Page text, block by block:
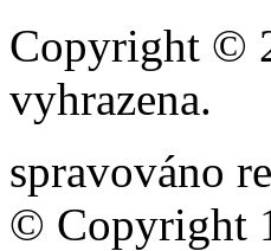
Copyright ©
vyhrazena.
spravováno
© Copyright